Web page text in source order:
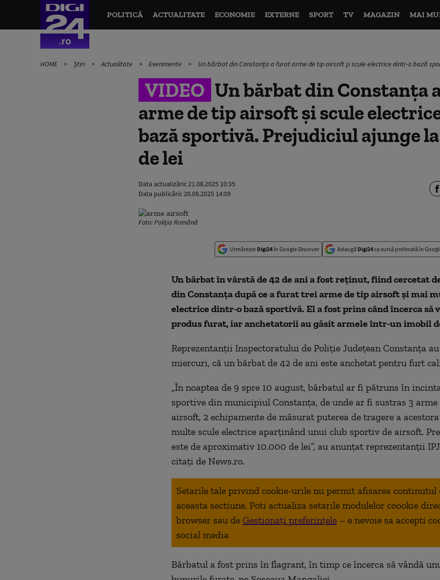
POLITICĂ ACTUALITATE ECONOMIE EXTERNE SPORT TV MAGAZIN MAI
HOME Știri Actualitate Evenimente Un bărbat din Constanța a furat arme de tip airsoft și scule electrice dintr-o bază
VIDEO Un bărbat din Constanța
arme de tip airsoft și scule
bază sportivă. Prejudiciul ajunge
de lei
Data actualizării:21.08.2025 10:35
Data publicării:20.08.2025 14:09
Foto: Poliția Română
Urmărește Digi24în Google Discover Adaugă Digi24ca sursă preferată în
Un bărbat în vârstă de 42 de ani a fost reţinut, fiind cercetat
din Constanţa după ce a furat trei arme de tip airsoft şi mai
electrice dintr-o bază sportivă. El a fost prins când încerca să
produs furat, iar anchetatorii au găsit armele într-un imobil
Reprezentanţii Inspectoratului de Poliţie Judeţean Constanţa
miercuri, că un bărbat de 42 de ani este anchetat pentru furt
„În noaptea de 9 spre 10 august, bărbatul ar fi pătruns în
sportive din municipiul Constanţa, de unde ar fi sustras 3
airsoft, 2 echipamente de măsurat puterea de tragere a
multe scule electrice aparţinând unui club sportiv de airsoft.
este de aproximativ 10.000 de lei”, au anunţat reprezentanţii
citați de News.ro.
Setarile tale privind cookie-urile nu permit afisarea continutul
aceasta sectiune. Poti actualiza setarile modulelor coookie
browser sau de Gestionați preferințele – e nevoie sa accepti
social media
Bărbatul a fost prins în flagrant, în timp ce încerca să vândă